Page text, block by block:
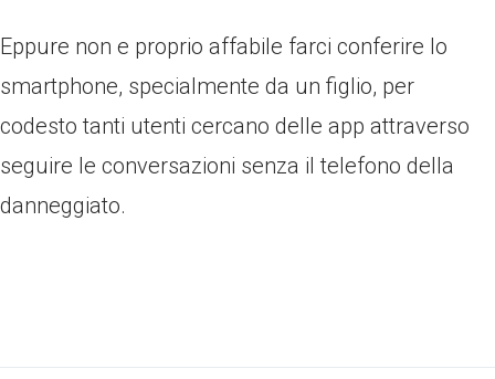
Eppure non e proprio affabile farci conferire lo
smartphone, specialmente da un figlio, per
codesto tanti utenti cercano delle app attraverso
seguire le conversazioni senza il telefono della
danneggiato.